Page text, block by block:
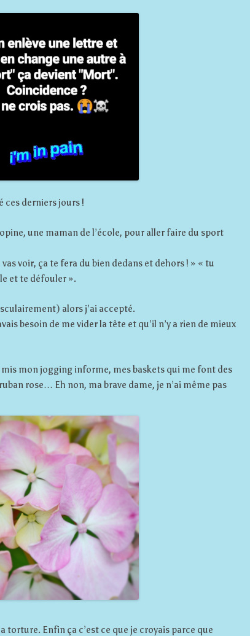
ces derniers jours !
une maman de l’école, pour aller faire du sport
vas voir, ça te fera du bien dedans et dehors ! » « tu
et te défouler ».
alors j’ai accepté.
besoin de me vider la tête et qu’il n’y a rien de mieux
mis mon jogging informe, mes baskets qui me font des
rose… Eh non, ma brave dame, je n’ai même pas
torture. Enfin ça c’est ce que je croyais parce que